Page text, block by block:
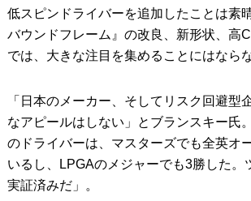
低スピンドライバーを追加したことは素
バウンドフレーム』の改良、新形状、高
では、大きな注目を集めることにはならな
「日本のメーカー、そしてリスク回避型
なアピールはしない」とブランスキー氏
のドライバーは、マスターズでも全英オ
いるし、LPGAのメジャーでも3勝した。
実証済みだ」。